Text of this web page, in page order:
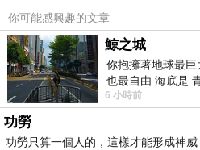
門也不用看店員臉色
想要購買冰山袋鼠 日
色-5016已經想很多天了!
山袋鼠 日系防水肩背兩用
的不錯想想哪裡買最便宜.
你可能感興趣的文章
鯨之城
你抱擁著地球最
也最自由 海底是
幸福 可以比珍珠更
6 小時前
功勞
功勞只算一個人的，這樣才能形成神威